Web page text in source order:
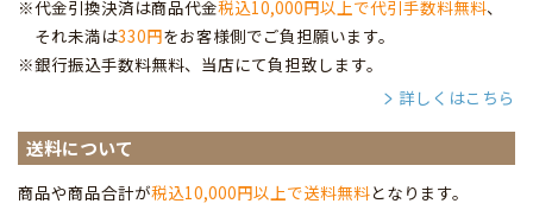
※代金引換決済は商品代金税込10,000円以上で代引手数料無料、
それ未満は330円をお客様側でご負担願います。
※銀行振込手数料無料、当店にて負担致します。
詳しくはこちら
送料について
商品や商品合計が税込10,000円以上で送料無料となります。